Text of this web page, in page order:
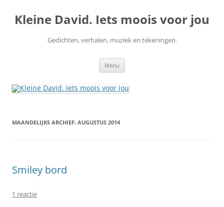
de
inhoud
Kleine David. Iets moois voor jou
Gedichten, verhalen, muziek en tekeningen.
Menu
MAANDELIJKS ARCHIEF: AUGUSTUS 2014
Smiley bord
1 reactie